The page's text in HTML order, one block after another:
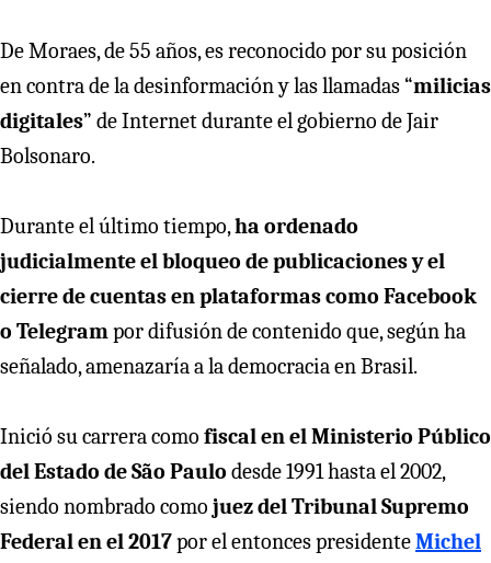
De Moraes, de 55 años, es reconocido por su posición
en contra de la desinformación y las llamadas “milicias
digitales” de Internet durante el gobierno de Jair
Bolsonaro.
Durante el último tiempo,ha ordenado
judicialmente el bloqueo de publicaciones y el
cierre de cuentas en plataformas como Facebook
o Telegrampor difusión de contenido que, según ha
señalado, amenazaría a la democracia en Brasil.
Inició su carrera como fiscal en el Ministerio Público
del Estado de São Paulo desde 1991 hasta el 2002,
siendo nombrado como juez del Tribunal Supremo
Federal en el 2017por el entonces presidenteMichel